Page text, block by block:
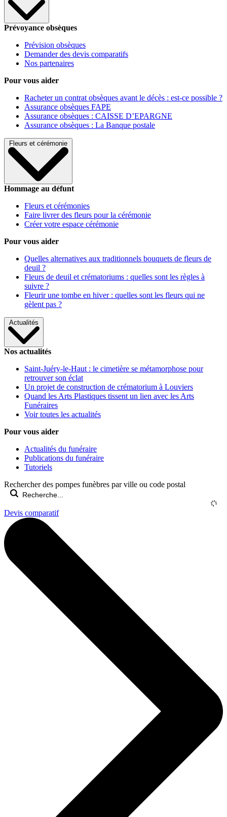
Prévoyance obsèques
Prévision obsèques
Demander des devis comparatifs
Nos partenaires
Pour vous aider
Racheter un contrat obsèques avant le décès : est-ce possible ?
Assurance obsèques FAPE
Assurance obsèques : CAISSE D’EPARGNE
Assurance obsèques : La Banque postale
Fleurs et cérémonie
Hommage au défunt
Fleurs et cérémonies
Faire livrer des fleurs pour la cérémonie
Créer votre espace cérémonie
Pour vous aider
Quelles alternatives aux traditionnels bouquets de fleurs de
deuil ?
Fleurs de deuil et crématoriums : quelles sont les règles à
suivre ?
Fleurir une tombe en hiver : quelles sont les fleurs qui ne
gèlent pas ?
Actualités
Nos actualités
Saint-Juéry-le-Haut : le cimetière se métamorphose pour
retrouver son éclat
Un projet de construction de crématorium à Louviers
Quand les Arts Plastiques tissent un lien avec les Arts
Funéraires
Voir toutes les actualités
Pour vous aider
Actualités du funéraire
Publications du funéraire
Tutoriels
Rechercher des pompes funèbres par ville ou code postal
Devis comparatif